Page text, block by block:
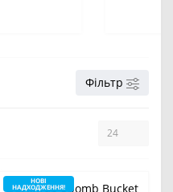
Фільтр
НОВІ
НАДХОДЖЕННЯ!